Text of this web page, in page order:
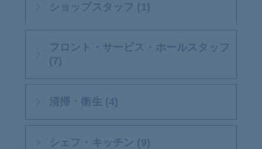
ショップスタッフ (1)
フロント・サービス・ホールスタッフ
(7)
清掃・衛生 (4)
シェフ・キッチン (9)